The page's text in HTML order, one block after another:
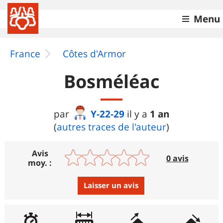
Menu
France Côtes d'Armor
Bosméléac
par Y-22-29 il y a 1 an
(autres traces de l'auteur)
Avis
moy. :
0 avis
Laisser un avis